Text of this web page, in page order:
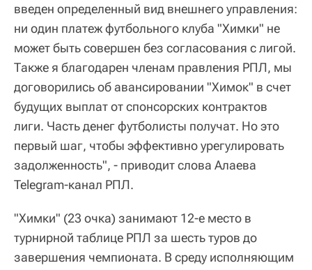
введен определенный вид внешнего управления:
ни один платеж футбольного клуба "Химки" не
может быть совершен без согласования с лигой.
Также я благодарен членам правления РПЛ, мы
договорились об авансировании "Химок" в счет
будущих выплат от спонсорских контрактов
лиги. Часть денег футболисты получат. Но это
первый шаг, чтобы эффективно урегулировать
задолженность", - приводит слова Алаева
Telegram-канал РПЛ.
"Химки" (23 очка) занимают 12-е место в
турнирной таблице РПЛ за шесть туров до
завершения чемпионата. В среду исполняющим